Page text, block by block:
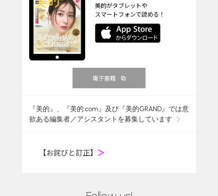
美的がタブレットや
スマートフォンで読める！
電子書籍
『美的』、『美的.com』及び『美的GRAND』では意
欲ある編集者／アシスタントを募集しています
【お詫びと訂正】 ＞